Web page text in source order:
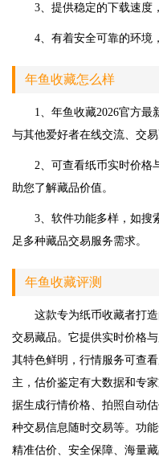
3、提供稳定的下载速度
4、有着安全可靠的环境
年鱼收藏怎么样
1、年鱼收藏2026官方
与其他爱好者在线交流、交易
2、可查看纸币实时价格
助您了解藏品价值。
3、软件功能多样，如搜
足多种藏品交易服务需求。
年鱼收藏评测
这款专为纸币收藏者打
交易藏品。它提供实时价格
其特色鲜明，行情服务可查
主，估价鉴定有大数据和专
据生成行情价格、拍照自动
种交易信息随时交易等。功
精准估价、安全保障、海量